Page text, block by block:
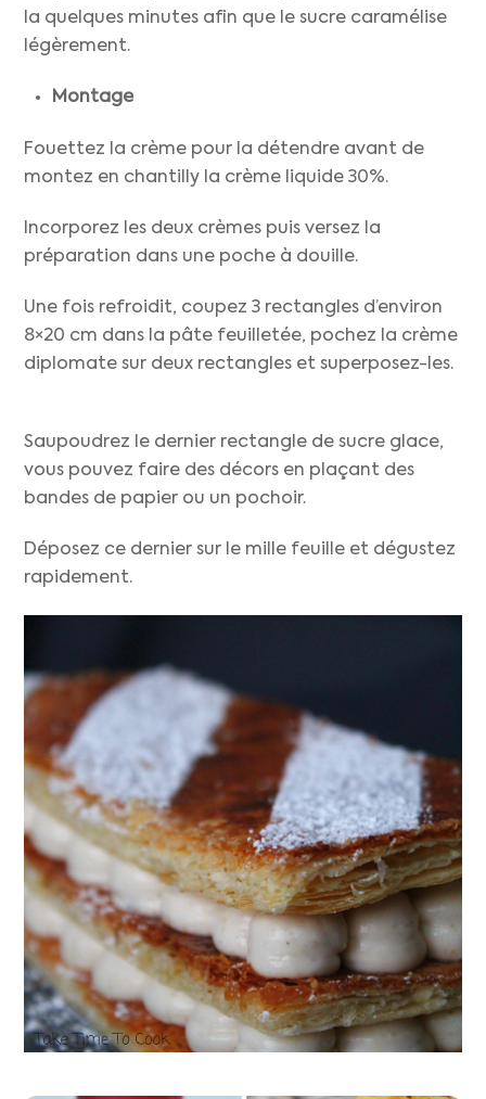
la quelques minutes afin que le sucre caramélise
légèrement.
Montage
Fouettez la crème pour la détendre avant de
montez en chantilly la crème liquide 30%.
Incorporez les deux crèmes puis versez la
préparation dans une poche à douille.
Une fois refroidit, coupez 3 rectangles d’environ
8×20 cm dans la pâte feuilletée, pochez la crème
diplomate sur deux rectangles et superposez-les.
Saupoudrez le dernier rectangle de sucre glace,
vous pouvez faire des décors en plaçant des
bandes de papier ou un pochoir.
Déposez ce dernier sur le mille feuille et dégustez
rapidement.